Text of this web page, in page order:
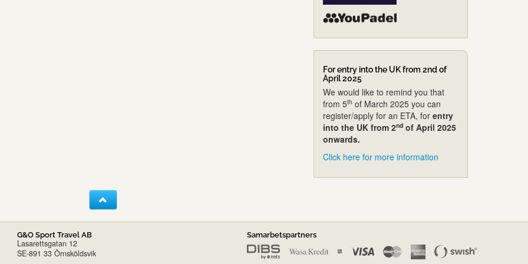
For entry into the UK from 2nd of
April 2025
We would like to remind you that
from 5th of March 2025 you can
register/apply for an ETA, for entry
into the UK from 2ndof April 2025
onwards.
Click here for more information
G&O Sport Travel AB
Lasarettsgatan 12
SE-891 33 Örnsköldsvik
Samarbetspartners